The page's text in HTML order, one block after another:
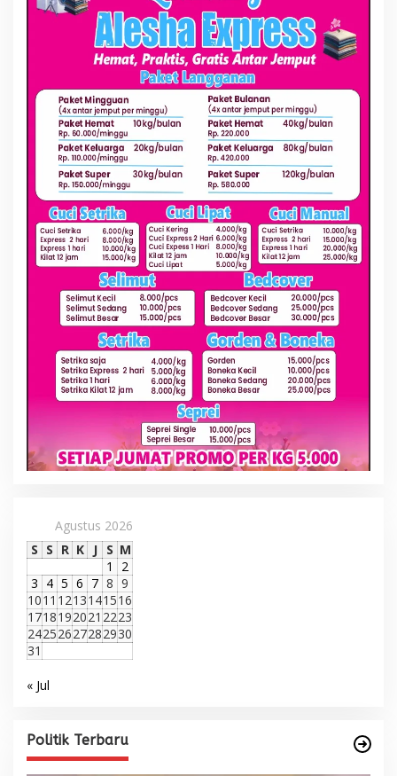
Agustus 2026
S S R K J S M
1
2
3 4 5 6 7 8 9
1011 1213141516
1718192021 2223
24252627282930
31
« Jul
Politik Terbaru